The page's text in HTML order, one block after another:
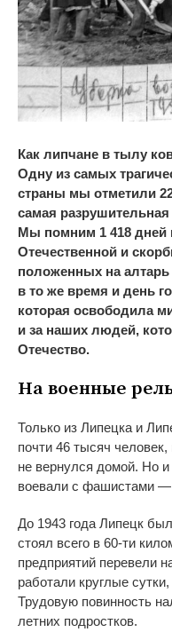
Как липчане в тылу
Одну из самых
страны мы отметили
самая разрушительная
Мы помним 1 418 дней
Отечественной и
положенных на
в то же время и день
которая освободила
и за наших людей,
Отечество.
Навоенные
Только из Липецка и
почти 46 тысяч
не вернулся домой. Но и
воевали с фашистами —
До 1943 года Липецк
стоял всего в 60-ти
предприятий перевели
работали круглые
Трудовую повинность
летних подростков.